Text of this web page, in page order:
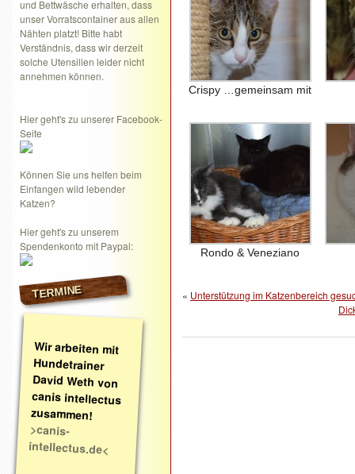
und Bettwäsche erhalten, dass
unser Vorratscontainer aus allen
Nähten platzt! Bitte habt
Verständnis, dass wir derzeit
solche Utensilien leider nicht
annehmen können.
Hier geht's zu unserer Facebook-
Seite
Können Sie uns helfen beim
Einfangen wild lebender
Katzen?
Hier geht's zu unserem
Spendenkonto mit Paypal:
TERMINE
Wir arbeiten mit
Hundetrainer
David Weth von
canis intellectus
zusammen!
>canis-
intellectus.de<
Crispy …gemeinsam mit
Rondo & Veneziano
« Unterstützung im Katzenbereich